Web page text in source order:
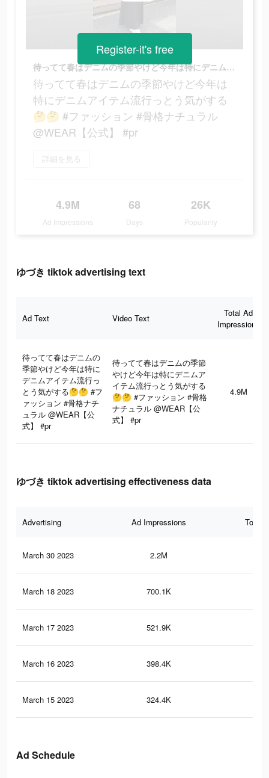
待ってて春はデニムの季節やけど今年は特にデニムアイテム流行っとう気がする🤔🤔 #ファッション #骨格ナチュラル @WEAR【公式】 #pr
待ってて春はデニムの季節やけど今年は
特にデニムアイテム流行っとう気がする
🤔🤔 #ファッション #骨格ナチュラル
@WEAR【公式】 #pr
詳細を見る
4.9M
Ad Impressions
68
Days
26K
Popularity
Register-it's free
ゆづき tiktok advertising text
Ad Text Video Text
Total Ad
Impressions
待ってて春はデニムの
季節やけど今年は特に
デニムアイテム流行っ
とう気がする🤔🤔 #フ
ァッション #骨格ナチ
ュラル @WEAR【公
式】 #pr
待ってて春はデニムの季節
やけど今年は特にデニムア
イテム流行っとう気がする
🤔🤔 #ファッション #骨格
ナチュラル @WEAR【公
式】 #pr
4.9M
ゆづき tiktok advertising effectiveness data
Advertising Ad Impressions Total
March 30 2023 2.2M
March 18 2023 700.1K
March 17 2023 521.9K
March 16 2023 398.4K
March 15 2023 324.4K
Ad Schedule